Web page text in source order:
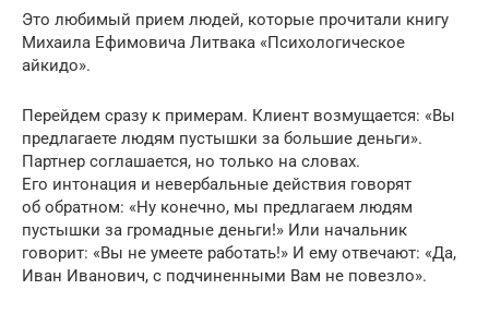
Это любимый прием людей, которые прочитали книгу
Михаила Ефимовича Литвака «Психологическое
айкидо».
Перейдем сразу к примерам. Клиент возмущается: «Вы
предлагаете людям пустышки за большие деньги».
Партнер соглашается, но только на словах.
Его интонация и невербальные действия говорят
об обратном: «Ну конечно, мы предлагаем людям
пустышки за громадные деньги!» Или начальник
говорит: «Вы не умеете работать!» И ему отвечают: «Да,
Иван Иванович, с подчиненными Вам не повезло».